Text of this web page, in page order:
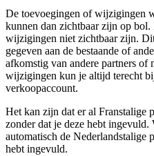
De toevoegingen of wijzigingen
kunnen dan zichtbaar zijn op
wijzigingen niet zichtbaar zijn.
gegeven aan de bestaande of
afkomstig van andere partners
wijzigingen kun je altijd terecht
verkoopaccount.
Het kan zijn dat er al Franstalige
zonder dat je deze hebt
automatisch de Nederlandstalige
hebt ingevuld.